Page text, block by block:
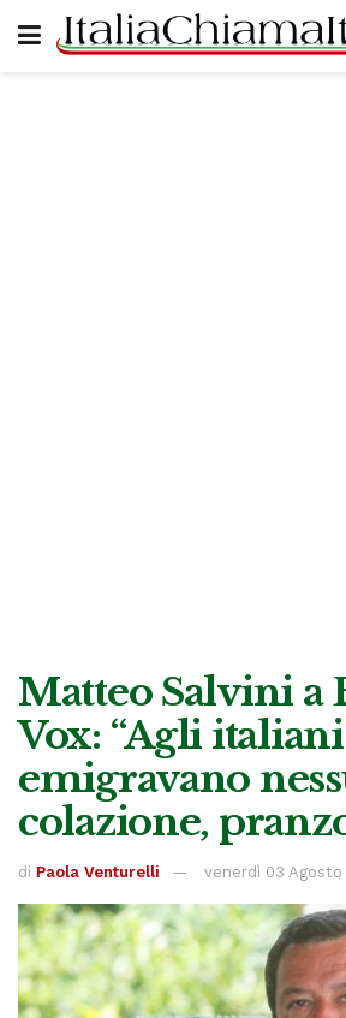
Matteo Salvini a
Vox: “Agli
emigravano
colazione,
di Paola Venturelli venerdì 03 Agosto